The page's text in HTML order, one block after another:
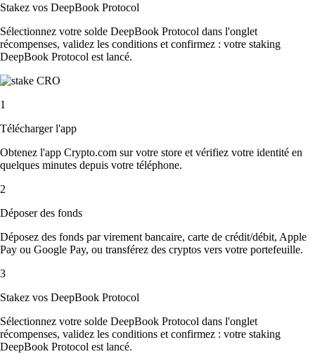
Stakez vos DeepBook Protocol
Sélectionnez votre solde DeepBook Protocol dans l'onglet
récompenses, validez les conditions et confirmez : votre staking
DeepBook Protocol est lancé.
1
Télécharger l'app
Obtenez l'app Crypto.com sur votre store et vérifiez votre identité en
quelques minutes depuis votre téléphone.
2
Déposer des fonds
Déposez des fonds par virement bancaire, carte de crédit/débit, Apple
Pay ou Google Pay, ou transférez des cryptos vers votre portefeuille.
3
Stakez vos DeepBook Protocol
Sélectionnez votre solde DeepBook Protocol dans l'onglet
récompenses, validez les conditions et confirmez : votre staking
DeepBook Protocol est lancé.